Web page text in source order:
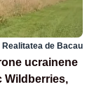
Realitatea de Bacau
ucrainene
Wildberries,